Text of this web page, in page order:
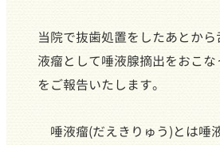
当院で抜歯処置をしたあとか
液瘤として唾液腺摘出をおこ
をご報告いたします。
唾液瘤(だえきりゅう)とは唾